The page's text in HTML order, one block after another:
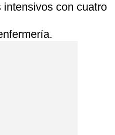
intensivos con cuatro